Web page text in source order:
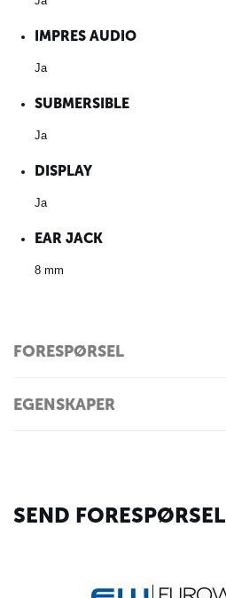
IMPRES AUDIO
Ja
SUBMERSIBLE
Ja
DISPLAY
Ja
EAR JACK
8 mm
FORESPØRSEL
EGENSKAPER
SEND FORESPØRSEL